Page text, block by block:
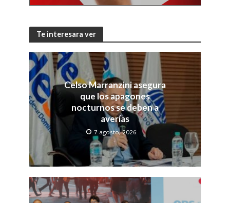
Te interesara ver
Celso Marranzini asegura
que los apagones
nocturnos se deben a
averías
7 agosto, 2026